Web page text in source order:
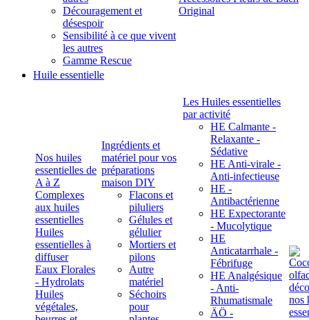
Découragement et
désespoir
Sensibilité à ce que vivent
les autres
Gamme Rescue
Original
Huile essentielle
Nos huiles
essentielles de
A à Z
Complexes
aux huiles
essentielles
Huiles
essentielles à
diffuser
Eaux Florales
- Hydrolats
Huiles
végétales,
Ingrédients et
matériel pour vos
préparations
maison DIY
Flacons et
piluliers
Gélules et
gélulier
Mortiers et
pilons
Autre
matériel
Séchoirs
pour
Les Huiles essentielles
par activité
HE Calmante -
Relaxante -
Sédative
HE Anti-virale -
Anti-infectieuse
HE -
Antibactérienne
HE Expectorante
- Mucolytique
HE
Anticatarrhale -
Fébrifuge
HE Analgésique
- Anti-
Rhumatismale
ÄÖ -